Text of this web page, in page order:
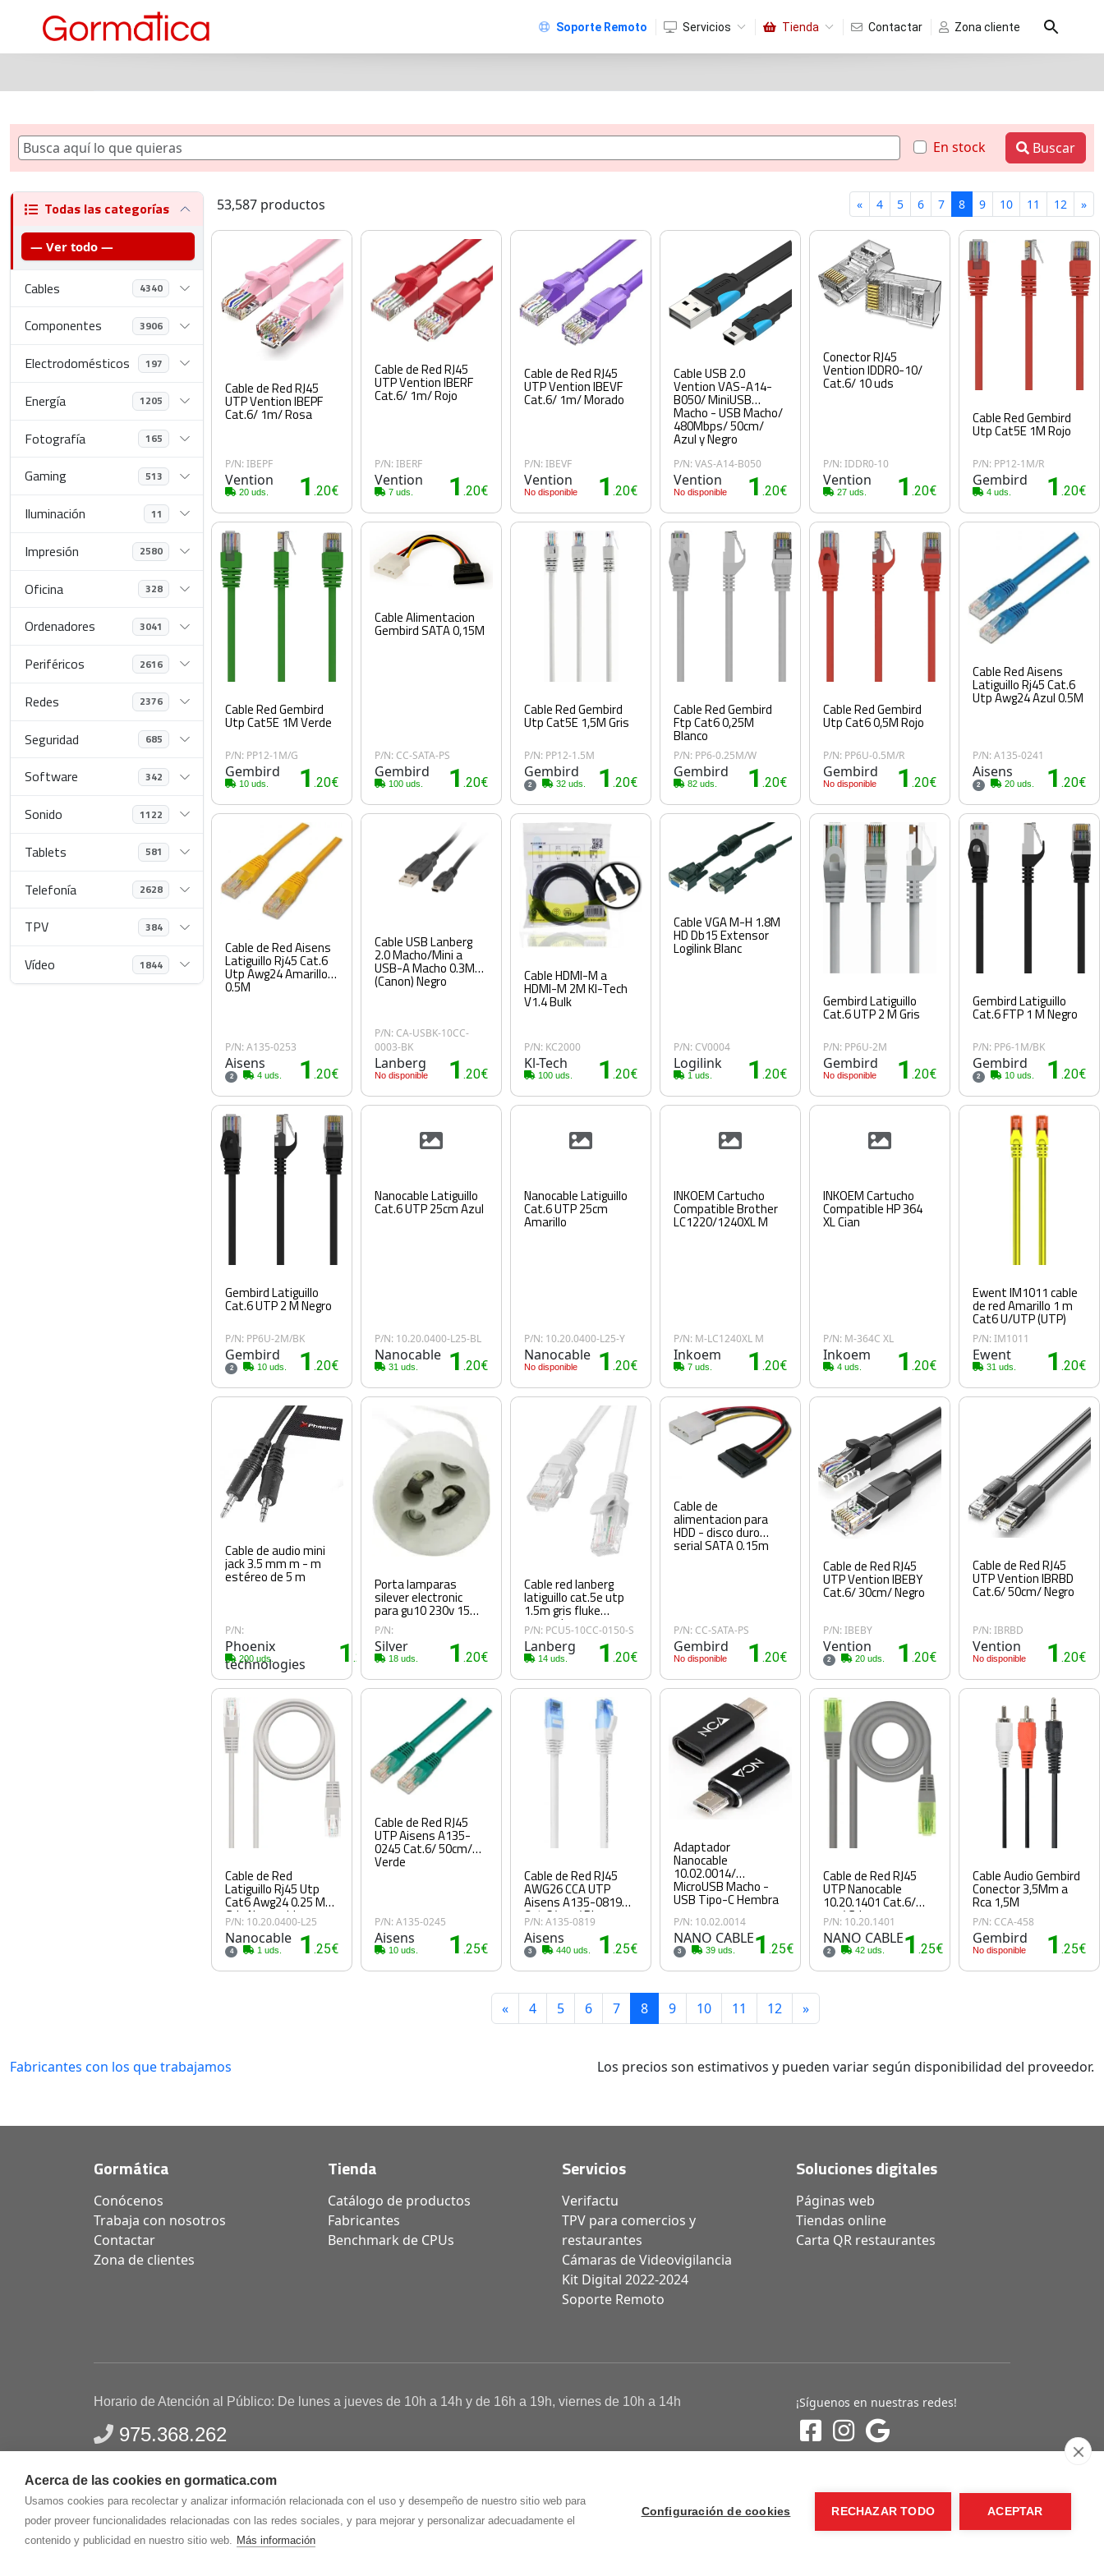
Acerca de las cookies en gormatica.com
Usamos cookies para recolectar y analizar información relacionada con el uso y desempeño de nuestro sitio web para
poder proveer funcionalidades relacionadas con las redes sociales, y para mejorar y personalizar adecuadamente el
contenido y publicidad en nuestro sitio web. Más información
Configuración de cookies RECHAZAR TODO ACEPTAR
Soporte Remoto Servicios Tienda Contactar Zona cliente
En stock Buscar
Todas las categorías
— Ver todo —
Cables 4340
Componentes 3906
Electrodomésticos 197
Energía 1205
Fotografía 165
Gaming 513
Iluminación 11
Impresión 2580
Oficina 328
Ordenadores 3041
Periféricos 2616
Redes 2376
Seguridad 685
Software 342
Sonido 1122
Tablets 581
Telefonía 2628
TPV 384
Vídeo 1844
53,587 productos « 4 5 6 7 8 9 10 11 12 »
Cable de Red RJ45
UTP Vention IBEPF
Cat.6/ 1m/ Rosa
P/N: IBEPF
Vention
20 uds. 1.20€
Cable de Red RJ45
UTP Vention IBERF
Cat.6/ 1m/ Rojo
P/N: IBERF
Vention
7 uds. 1.20€
Cable de Red RJ45
UTP Vention IBEVF
Cat.6/ 1m/ Morado
P/N: IBEVF
Vention
No disponible 1.20€
Cable USB 2.0
Vention VAS-A14-
B050/ MiniUSB
Macho - USB Macho/
480Mbps/ 50cm/
Azul y Negro
P/N: VAS-A14-B050
Vention
No disponible 1.20€
Conector RJ45
Vention IDDR0-10/
Cat.6/ 10 uds
P/N: IDDR0-10
Vention
27 uds. 1.20€
Cable Red Gembird
Utp Cat5E 1M Rojo
P/N: PP12-1M/R
Gembird
4 uds. 1 .20€
Cable Red Gembird
Utp Cat5E 1M Verde
P/N: PP12-1M/G
Gembird
10 uds. 1.20€
Cable Alimentacion
Gembird SATA 0,15M
P/N: CC-SATA-PS
Gembird
100 uds. 1.20€
Cable Red Gembird
Utp Cat5E 1,5M Gris
P/N: PP12-1.5M
Gembird
2 32 uds. 1.20€
Cable Red Gembird
Ftp Cat6 0,25M
Blanco
P/N: PP6-0.25M/W
Gembird
82 uds. 1.20€
Cable Red Gembird
Utp Cat6 0,5M Rojo
P/N: PP6U-0.5M/R
Gembird
No disponible 1.20€
Cable Red Aisens
Latiguillo Rj45 Cat.6
Utp Awg24 Azul 0.5M
P/N: A135-0241
Aisens
2 20 uds. 1 .20€
Cable de Red Aisens
Latiguillo Rj45 Cat.6
Utp Awg24 Amarillo
0.5M
P/N: A135-0253
Aisens
2 4 uds. 1.20€
Cable USB Lanberg
2.0 Macho/Mini a
USB-A Macho 0.3M
(Canon) Negro
P/N: CA-USBK-10CC-
0003-BK
Lanberg
No disponible 1.20€
Cable HDMI-M a
HDMI-M 2M Kl-Tech
V1.4 Bulk
P/N: KC2000
Kl-Tech
100 uds. 1.20€
Cable VGA M-H 1.8M
HD Db15 Extensor
Logilink Blanc
P/N: CV0004
Logilink
1 uds. 1.20€
Gembird Latiguillo
Cat.6 UTP 2 M Gris
P/N: PP6U-2M
Gembird
No disponible 1.20€
Gembird Latiguillo
Cat.6 FTP 1 M Negro
P/N: PP6-1M/BK
Gembird
2 10 uds. 1 .20€
Gembird Latiguillo
Cat.6 UTP 2 M Negro
P/N: PP6U-2M/BK
Gembird
2 10 uds. 1.20€
Nanocable Latiguillo
Cat.6 UTP 25cm Azul
P/N: 10.20.0400-L25-BL
Nanocable
31 uds. 1.20€
Nanocable Latiguillo
Cat.6 UTP 25cm
Amarillo
P/N: 10.20.0400-L25-Y
Nanocable
No disponible 1.20€
INKOEM Cartucho
Compatible Brother
LC1220/1240XL M
P/N: M-LC1240XL M
Inkoem
7 uds. 1.20€
INKOEM Cartucho
Compatible HP 364
XL Cian
P/N: M-364C XL
Inkoem
4 uds. 1.20€
Ewent IM1011 cable
de red Amarillo 1 m
Cat6 U/UTP (UTP)
P/N: IM1011
Ewent
31 uds. 1 .20€
Cable de audio mini
jack 3.5 mm m - m
estéreo de 5 m
P/N:
Phoenix
technologies
200 uds. 1.20€
Porta lamparas
silever electronic
para gu10 230v 15
cm
P/N:
Silver
18 uds. 1.20€
Cable red lanberg
latiguillo cat.5e utp
1.5m gris fluke
passed
P/N: PCU5-10CC-0150-S
Lanberg
14 uds. 1.20€
Cable de
alimentacion para
HDD - disco duro
serial SATA 0.15m
P/N: CC-SATA-PS
Gembird
No disponible 1.20€
Cable de Red RJ45
UTP Vention IBEBY
Cat.6/ 30cm/ Negro
P/N: IBEBY
Vention
2 20 uds. 1.20€
Cable de Red RJ45
UTP Vention IBRBD
Cat.6/ 50cm/ Negro
P/N: IBRBD
Vention
No disponible 1 .20€
Cable de Red
Latiguillo Rj45 Utp
Cat6 Awg24 0.25 M
Gris Nanocable
P/N: 10.20.0400-L25
Nanocable
4 1 uds. 1.25€
Cable de Red RJ45
UTP Aisens A135-
0245 Cat.6/ 50cm/
Verde
P/N: A135-0245
Aisens
10 uds. 1.25€
Cable de Red RJ45
AWG26 CCA UTP
Aisens A135-0819
Cat.6/ 1m/ Blanco
P/N: A135-0819
Aisens
3 440 uds. 1.25€
Adaptador
Nanocable
10.02.0014/
MicroUSB Macho -
USB Tipo-C Hembra
P/N: 10.02.0014
NANO CABLE
3 39 uds. 1.25€
Cable de Red RJ45
UTP Nanocable
10.20.1401 Cat.6/
1m/ Gris
P/N: 10.20.1401
NANO CABLE
2 42 uds. 1.25€
Cable Audio Gembird
Conector 3,5Mm a
Rca 1,5M
P/N: CCA-458
Gembird
No disponible 1 .25€
« 4 5 6 7 8 9 10 11 12 »
Fabricantes con los que trabajamos Los precios son estimativos y pueden variar según disponibilidad del proveedor.
Gormática
Conócenos
Trabaja con nosotros
Contactar
Zona de clientes
Tienda
Catálogo de productos
Fabricantes
Benchmark de CPUs
Servicios
Verifactu
TPV para comercios y
restaurantes
Cámaras de Videovigilancia
Kit Digital 2022-2024
Soporte Remoto
Soluciones digitales
Páginas web
Tiendas online
Carta QR restaurantes
Horario de Atención al Público: De lunes a jueves de 10h a 14h y de 16h a 19h, viernes de 10h a 14h
975.368.262
Gormaz Informática S.L.C/ Soria, 2 - El Burgo de Osma (Soria)
¡Síguenos en nuestras redes!